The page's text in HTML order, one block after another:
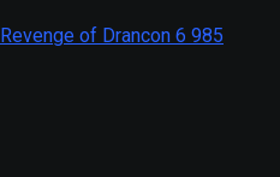
Revenge of Drancon 6 985